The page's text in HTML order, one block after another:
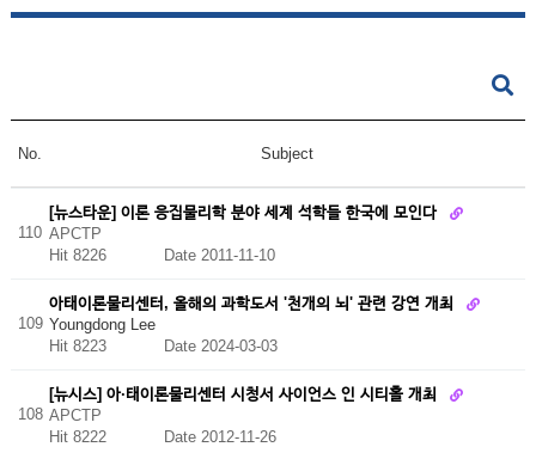
No. Subject
110
[뉴스타운] 이론 응집물리학 분야 세계 석학들 한국에 모인다
APCTP
Hit 8226
Date 2011-11-10
109
아태이론물리센터, 올해의 과학도서 '천개의 뇌' 관련 강연 개최
Youngdong Lee
Hit 8223
Date 2024-03-03
108
[뉴시스] 아·태이론물리센터 시청서 사이언스 인 시티홀 개최
APCTP
Hit 8222
Date 2012-11-26